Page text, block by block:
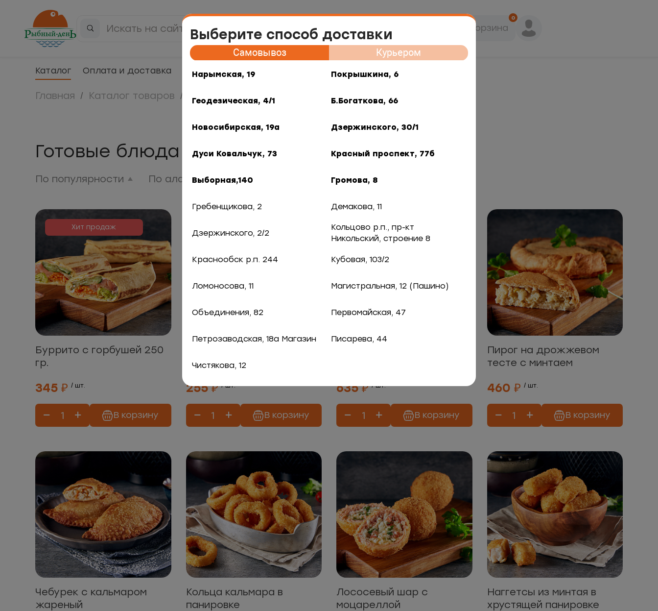
меню
Выберите способ доставки
Самовывоз Курьером
Нарымская, 19 Покрышкина, 6
Геодезическая, 4/1 Б.Богаткова, 66
Новосибирская, 19а Дзержинского, 30/1
Дуси Ковальчук, 73 Красный проспект, 77б
Выборная,140 Громова, 8
Гребенщикова, 2 Демакова, 11
Дзержинского, 2/2
Кольцово р.п., пр-кт
Никольский, строение 8
Краснообск р.п. 244 Кубовая, 103/2
Ломоносова, 11 Магистральная, 12 (Пашино)
Объединения, 82 Первомайская, 47
Петрозаводская, 18а Магазин Писарева, 44
Чистякова, 12
0
Корзина
Каталог Оплата и доставка Компания Контакты Франшиза Гастротур
Главная Каталог товаров Готовые блюда
Готовые блюда
По популярности По алфавиту По цене
Хит продаж
Буррито с горбушей 250
гр.
345 ₽ / шт.
В корзину
мясом
255 ₽ / шт.
В корзину
635 ₽ / шт.
В корзину
Пирог на дрожжевом
тесте с минтаем
460 ₽ / шт.
В корзину
Чебурек с кальмаром
жареный
Кольца кальмара в
панировке
Лососевый шар с
моцареллой
Наггетсы из минтая в
хрустящей панировке